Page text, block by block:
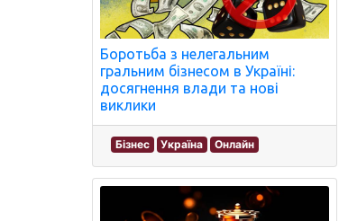
Боротьба з нелегальним
гральним бізнесом в Україні:
досягнення влади та нові
виклики
Бізнес Україна Онлайн